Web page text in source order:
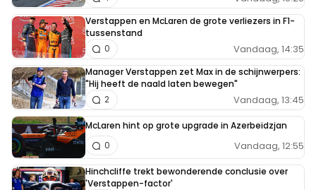
Verstappen en McLaren de grote verliezers in F1-
tussenstand
Vandaag, 14:35
0
Manager Verstappen zet Max in de schijnwerpers:
"Hij heeft de naald laten bewegen"
Vandaag, 13:45
2
McLaren hint op grote upgrade in Azerbeidzjan
Vandaag, 12:55
0
Hinchcliffe trekt bewonderende conclusie over
'Verstappen-factor'